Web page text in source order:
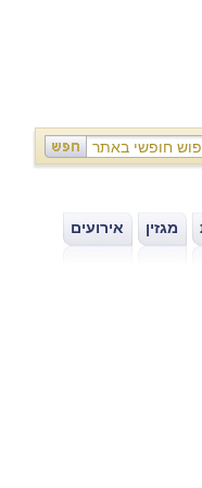
מגזין
אירועים